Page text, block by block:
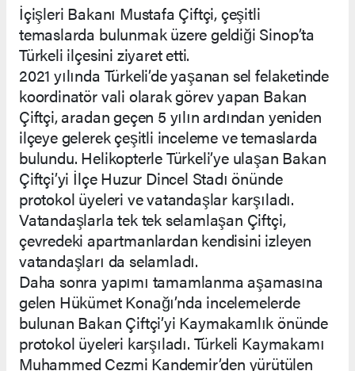
İçişleri Bakanı Mustafa Çiftçi, çeşitli
temaslarda bulunmak üzere geldiği Sinop’ta
Türkeli ilçesini ziyaret etti.
2021 yılında Türkeli’de yaşanan sel felaketinde
koordinatör vali olarak görev yapan Bakan
Çiftçi, aradan geçen 5 yılın ardından yeniden
ilçeye gelerek çeşitli inceleme ve temaslarda
bulundu. Helikopterle Türkeli’ye ulaşan Bakan
Çiftçi’yi İlçe Huzur Dincel Stadı önünde
protokol üyeleri ve vatandaşlar karşıladı.
Vatandaşlarla tek tek selamlaşan Çiftçi,
çevredeki apartmanlardan kendisini izleyen
vatandaşları da selamladı.
Daha sonra yapımı tamamlanma aşamasına
gelen Hükümet Konağı’nda incelemelerde
bulunan Bakan Çiftçi’yi Kaymakamlık önünde
protokol üyeleri karşıladı. Türkeli Kaymakamı
Muhammed Cezmi Kandemir’den yürütülen